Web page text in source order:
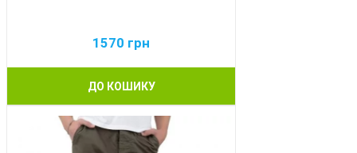
1570 грн
ДО КОШИКУ